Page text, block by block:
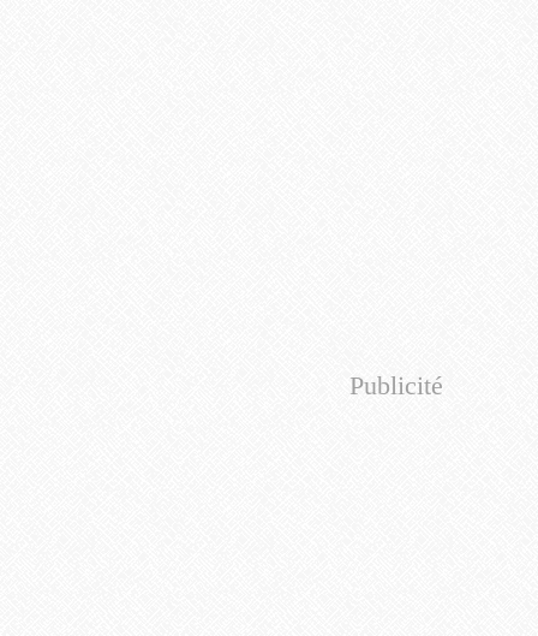
Publicité